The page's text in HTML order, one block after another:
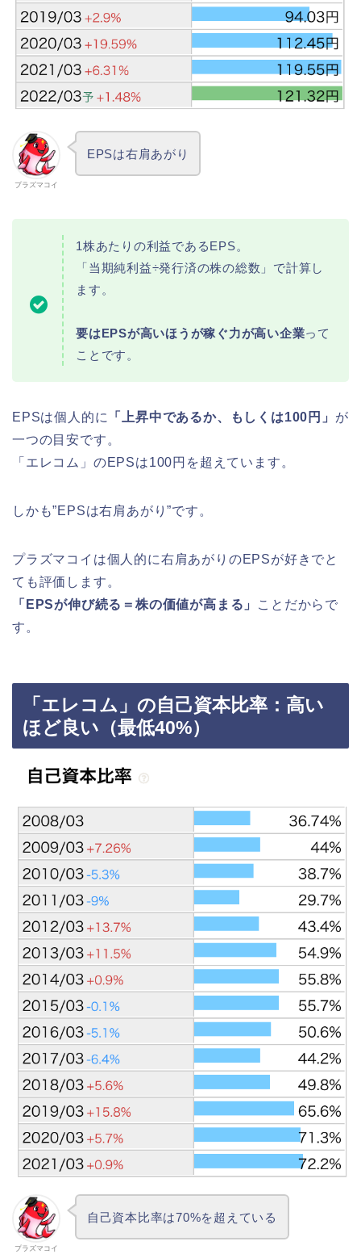
プラズマコイ
EPSは右肩あがり
1株あたりの利益であるEPS。
「当期純利益÷発行済の株の総数」で計算し
ます。
要はEPSが高いほうが稼ぐ力が高い企業って
ことです。
EPSは個人的に 「上昇中であるか、もしくは100円」 が
一つの目安です。
「エレコム」のEPSは100円を超えています。
しかも”EPSは右肩あがり”です。
プラズマコイは個人的に右肩あがりのEPSが好きでと
ても評価します。
「EPSが伸び続る＝株の価値が高まる」
ことだからで
す。
「エレコム」の自己資本比率：高い
ほど良い（最低40%）
プラズマコイ
自己資本比率は70%を超えている